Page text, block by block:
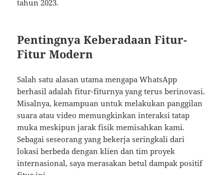
tahun 2023.
Pentingnya Keberadaan Fitur-
Fitur Modern
Salah satu alasan utama mengapa WhatsApp
berhasil adalah fitur-fiturnya yang terus berinovasi.
Misalnya, kemampuan untuk melakukan panggilan
suara atau video memungkinkan interaksi tatap
muka meskipun jarak fisik memisahkan kami.
Sebagai seseorang yang bekerja seringkali dari
lokasi berbeda dengan klien dan tim proyek
internasional, saya merasakan betul dampak positif